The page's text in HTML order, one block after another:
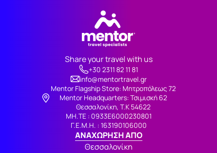
Share your travel with us
+30 2311 82 11 81
info@mentortravel.gr
Mentor Flagship Store: Μητροπόλεως 72
Μentor Headquarters: Τσιμισκή 62
Θεσσαλονίκη, Τ.Κ 54622
ΜΗ.ΤΕ : 0933Ε6000230801
Γ.Ε.Μ.Η. : 163190106000
ΑΝΑΧΩΡΗΣΗ ΑΠΟ
Θεσσαλονίκη